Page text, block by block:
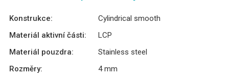
Konstrukce:
Cylindrical smooth
Materiál aktivní části:
LCP
Materiál pouzdra:
Stainless steel
Rozměry:
4 mm